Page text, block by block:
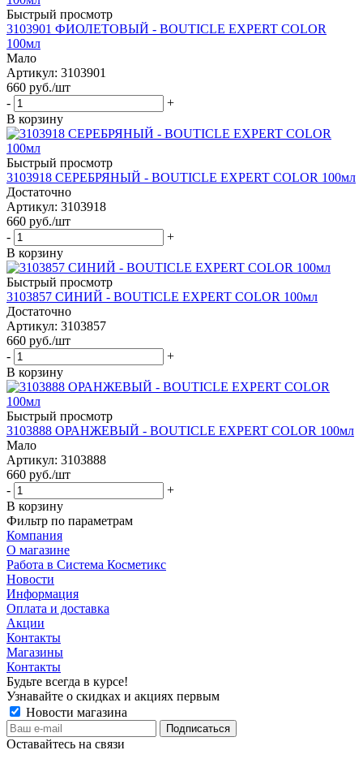
Быстрый просмотр
3103901 ФИОЛЕТОВЫЙ - BOUTICLE EXPERT COLOR
100мл
Мало
Артикул: 3103901
660 руб./шт
-
+
В корзину
Быстрый просмотр
3103918 СЕРЕБРЯНЫЙ - BOUTICLE EXPERT COLOR 100мл
Достаточно
Артикул: 3103918
660 руб./шт
-
+
В корзину
Быстрый просмотр
3103857 СИНИЙ - BOUTICLE EXPERT COLOR 100мл
Достаточно
Артикул: 3103857
660 руб./шт
-
+
В корзину
Быстрый просмотр
3103888 ОРАНЖЕВЫЙ - BOUTICLE EXPERT COLOR 100мл
Мало
Артикул: 3103888
660 руб./шт
-
+
В корзину
Фильтр по параметрам
Компания
О магазине
Работа в Система Косметикс
Новости
Информация
Оплата и доставка
Акции
Контакты
Магазины
Контакты
Будьте всегда в курсе!
Узнавайте о скидках и акциях первым
Новости магазина
Оставайтесь на связи